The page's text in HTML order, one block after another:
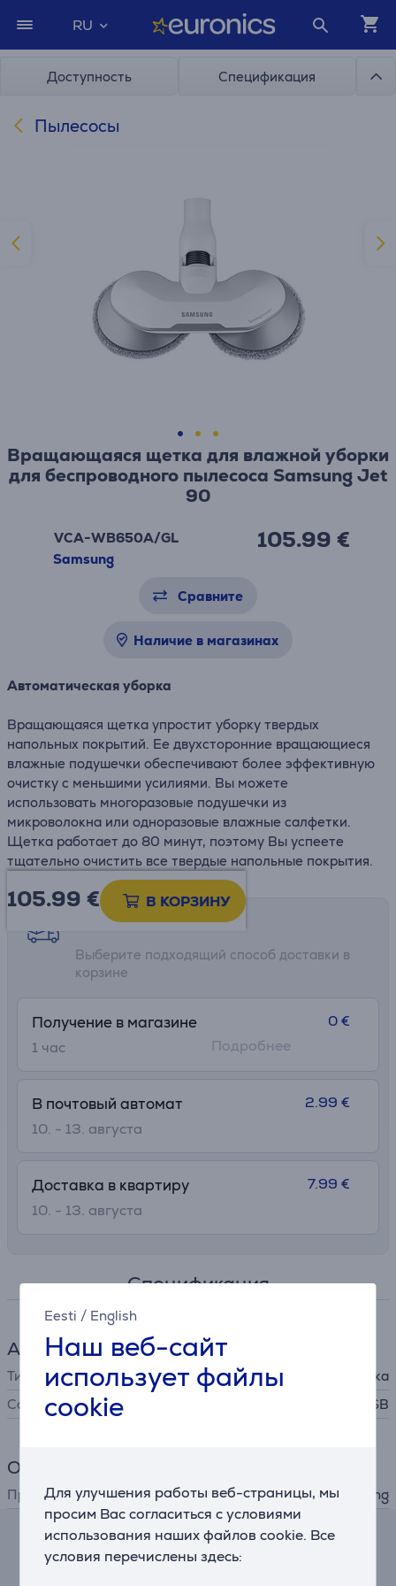
Eesti / English
Наш веб-сайт
использует файлы
cookie
Для улучшения работы веб-страницы, мы
просим Вас согласиться с условиями
использования наших файлов cookie. Все
условия перечислены здесь:
RU
Доступность Спецификация
Пылесосы
Вращающаяся щетка для влажной уборки
для беспроводного пылесоса Samsung Jet
90
VCA-WB650A/GL
Samsung
105.99 €
Сравните
Наличие в магазинах
Автоматическая уборка
Вращающаяся щетка упростит уборку твердых
напольных покрытий. Ее двухсторонние вращающиеся
влажные подушечки обеспечивают более эффективную
очистку с меньшими усилиями. Вы можете
использовать многоразовые подушечки из
микроволокна или одноразовые влажные салфетки.
Щетка работает до 80 минут, поэтому Вы успеете
тщательно очистить все твердые напольные покрытия.
105.99 € В КОРЗИНУ
Возможности доставки
Выберите подходящий способ доставки в
корзине
Получение в магазине
1 час
0 €
Подробнее
В почтовый автомат
10. - 13. августа
2.99 €
Доставка в квартиру
10. - 13. августа
7.99 €
Спецификация
Аксессуары для пылесоса
Тип
насадка
Совместимость
VS20R9042S2/SB
Общий параметр
Производитель Samsung
Калькулятор